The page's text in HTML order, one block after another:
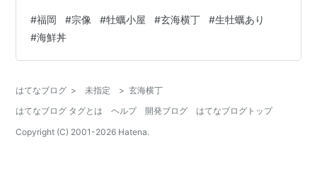
ル炭代1,000円支払います 入って右側には海鮮屋台、左
側には金魚すくいや風船鉄砲などのゲーム屋台が並びま
す 中は広々〜〜〜！窓越しに海が見渡せます😆テラス席
らセルフでブルゾンをゲット→炭の灰が飛んできたり牡
蠣の汁が飛んできたり…
#福岡 #宗像 #牡蠣小屋 #玄海横丁 #生牡蠣あり
#海鮮丼
はてなブログ > 未指定 > 玄海横丁
はてなブログ タグとは
ヘルプ 開発ブログ
はてなブログトップ
Copyright (C) 2001-2026 Hatena.